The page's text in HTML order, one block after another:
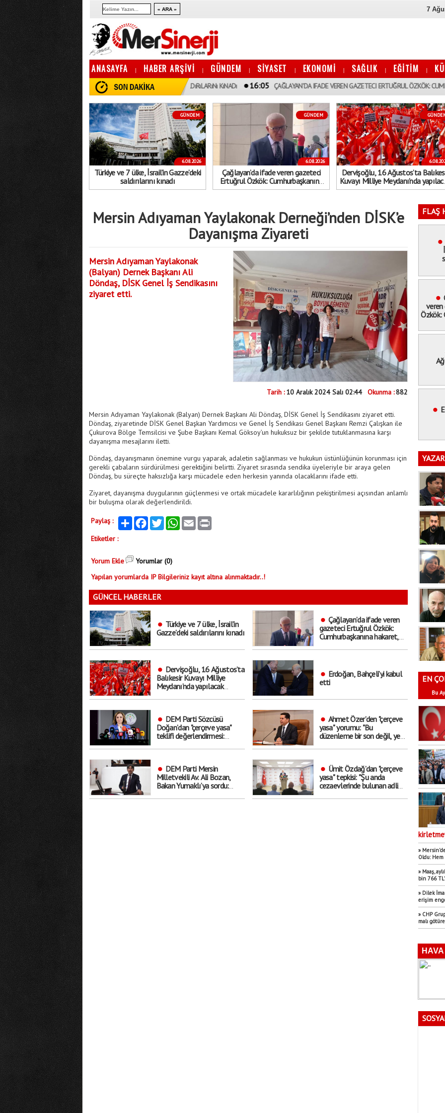
7
ANASAYFA | HABER ARŞİVİ | GÜNDEM | SİYASET | EKONOMİ | SAĞLIK | EĞİTİM |
16:06 TÜRKIYE VE 7 ÜLKE, İSRAIL’IN GAZZE’DEKI SALDıRıLARıNı KıNADı 16:05 ÇAĞLAYAN’DA IFADE VEREN GAZETECI ERTUĞRUL ÖZKÖK:
GÜNDEM
6.08.2026
Türkiye ve 7 ülke, İsrail’in Gazze’deki
saldırılarını kınadı
GÜNDEM
6.08.2026
Çağlayan’da ifade veren gazeteci
Ertuğrul Özkök: Cumhurbaşkanına
hakaret, asla aklımın ucundan dahi
Dervişoğlu, 16 Ağustos’ta
Kuvayı Milliye Meydanı’nda
"Bayrak kaldırıyorum" mitinge
Mersin Adıyaman Yaylakonak Derneği’nden DİSK’e
Dayanışma Ziyareti
Mersin Adıyaman Yaylakonak
(Balyan) Dernek Başkanı Ali
Döndaş, DİSK Genel İş Sendikasını
ziyaret etti.
Tarih : 10 Aralık 2024 Salı 02:44 Okunma :882
Mersin Adıyaman Yaylakonak (Balyan) Dernek Başkanı Ali Döndaş, DİSK Genel İş Sendikasını ziyaret etti.
Döndaş, ziyaretinde DİSK Genel Başkan Yardımcısı ve Genel İş Sendikası Genel Başkanı Remzi Çalışkan ile
Çukurova Bölge Temsilcisi ve Şube Başkanı Kemal Göksoy’un hukuksuz bir şekilde tutuklanmasına karşı
dayanışma mesajlarını iletti.
Döndaş, dayanışmanın önemine vurgu yaparak, adaletin sağlanması ve hukukun üstünlüğünün korunması için
gerekli çabaların sürdürülmesi gerektiğini belirtti. Ziyaret sırasında sendika üyeleriyle bir araya gelen
Döndaş, bu süreçte haksızlığa karşı mücadele eden herkesin yanında olacaklarını ifade etti.
Ziyaret, dayanışma duygularının güçlenmesi ve ortak mücadele kararlılığının pekiştirilmesi açısından anlamlı
bir buluşma olarak değerlendirildi.
Paylaş : Paylaş FacebookTwitter WhatsAppEmail
Etiketler :
Yorum Ekle
Yorumlar (0)
Yapılan yorumlarda IP Bilgileriniz kayıt altına alınmaktadır..!
GÜNCEL HABERLER
Türkiye ve 7 ülke, İsrail’in
Gazze’deki saldırılarını kınadı
Çağlayan’da ifade veren
gazeteci Ertuğrul Özkök:
Cumhurbaşkanına hakaret,
Dervişoğlu, 16 Ağustos’ta
Balıkesir Kuvayı Milliye
Meydanı’nda yapılacak
Erdoğan, Bahçeli’yi kabul
etti
DEM Parti Sözcüsü
Doğan’dan "çerçeve yasa"
teklifi değerlendirmesi:
Ahmet Özer’den "çerçeve
yasa" yorumu: "Bu
düzenleme bir son değil, yeni
DEM Parti Mersin
Milletvekili Av. Ali Bozan,
Bakan Yumaklı’ya sordu:
Ümit Özdağ’dan "çerçeve
yasa" tepkisi: "Şu anda
cezaevlerinde bulunan adli
FLAŞ
Özkök:
EN
Bu Ay
»
Oldu:
» Maaş,
bin 766
» Dilek
erişim
» CHP
malı